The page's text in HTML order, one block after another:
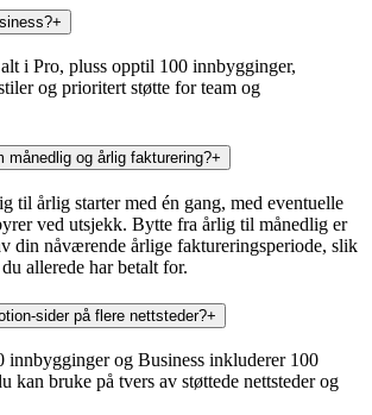
+
i Pro, pluss opptil 100 innbygginger,
og prioritert støtte for team og
månedlig og årlig fakturering?+
til årlig starter med én gang, med eventuelle
ved utsjekk. Bytte fra årlig til månedlig er
din nåværende årlige faktureringsperiode, slik
allerede har betalt for.
sider på flere nettsteder?+
innbygginger og Business inkluderer 100
kan bruke på tvers av støttede nettsteder og